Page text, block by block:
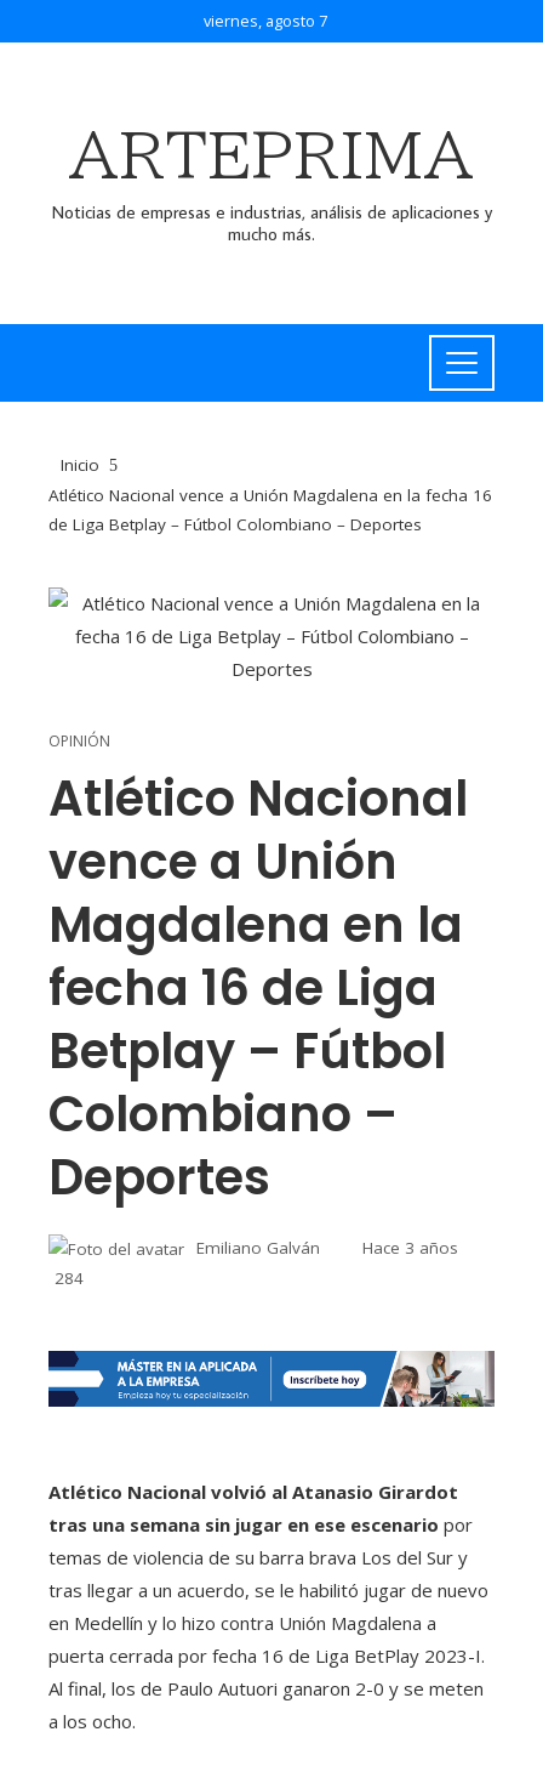
viernes, agosto 7
ARTEPRIMA
Noticias de empresas e industrias, análisis de aplicaciones y
mucho más.
Inicio
Atlético Nacional vence a Unión Magdalena en la fecha 16
de Liga Betplay – Fútbol Colombiano – Deportes
OPINIÓN
Atlético Nacional
vence a Unión
Magdalena en la
fecha 16 de Liga
Betplay – Fútbol
Colombiano –
Deportes
Emiliano Galván
Hace 3 años
284
Atlético Nacional volvió al Atanasio Girardot
tras una semana sin jugar en ese escenario por
temas de violencia de su barra brava Los del Sur y
tras llegar a un acuerdo, se le habilitó jugar de nuevo
en Medellín y lo hizo contra Unión Magdalena a
puerta cerrada por fecha 16 de Liga BetPlay 2023-I.
Al final, los de Paulo Autuori ganaron 2-0 y se meten
a los ocho.